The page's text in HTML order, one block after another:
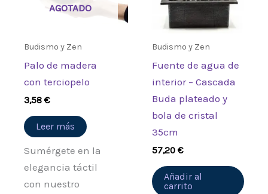
AGOTADO
Budismo y Zen
Palo de madera
con terciopelo
3,58€
Leer más
Sumérgete en la
elegancia táctil
con nuestro
Budismo y Zen
Fuente de agua de
interior – Cascada
Buda plateado y
bola de cristal
35cm
57,20€
Añadir al
carrito